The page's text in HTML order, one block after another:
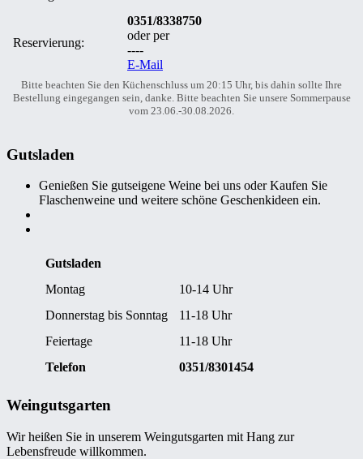
Reservierung:
0351/8338750
oder per
----
E-Mail
Bitte beachten Sie den Küchenschluss um 20:15 Uhr, bis dahin sollte Ihre
Bestellung eingegangen sein, danke. Bitte beachten Sie unsere Sommerpause
vom 23.06.-30.08.2026.
Gutsladen
Genießen Sie gutseigene Weine bei uns oder Kaufen Sie
Flaschenweine und weitere schöne Geschenkideen ein.
Gutsladen
Montag
10-14 Uhr
Donnerstag bis Sonntag
11-18 Uhr
Feiertage
11-18 Uhr
Telefon
0351/8301454
Weingutsgarten
Wir heißen Sie in unserem Weingutsgarten mit Hang zur
Lebensfreude willkommen.